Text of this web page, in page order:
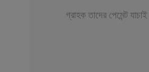
গ্রাহক তাদের পেমেন্ট